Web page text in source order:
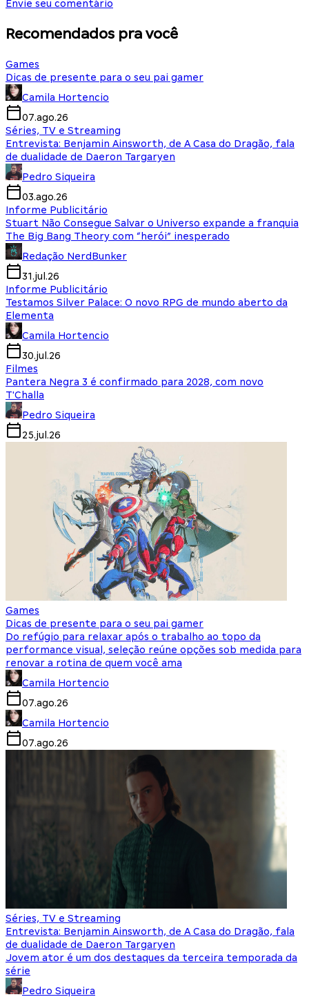
Envie seu comentário
Recomendados pra você
Games
Dicas de presente para o seu pai gamer
Camila Hortencio
07.ago.26
Séries, TV e Streaming
Entrevista: Benjamin Ainsworth, de A Casa do Dragão, fala
de dualidade de Daeron Targaryen
Pedro Siqueira
03.ago.26
Informe Publicitário
Stuart Não Consegue Salvar o Universo expande a franquia
The Big Bang Theory com “herói” inesperado
Redação NerdBunker
31.jul.26
Informe Publicitário
Testamos Silver Palace: O novo RPG de mundo aberto da
Elementa
Camila Hortencio
30.jul.26
Filmes
Pantera Negra 3 é confirmado para 2028, com novo
T'Challa
Pedro Siqueira
25.jul.26
Games
Dicas de presente para o seu pai gamer
Do refúgio para relaxar após o trabalho ao topo da
performance visual, seleção reúne opções sob medida para
renovar a rotina de quem você ama
Camila Hortencio
07.ago.26
Camila Hortencio
07.ago.26
Séries, TV e Streaming
Entrevista: Benjamin Ainsworth, de A Casa do Dragão, fala
de dualidade de Daeron Targaryen
Jovem ator é um dos destaques da terceira temporada da
série
Pedro Siqueira